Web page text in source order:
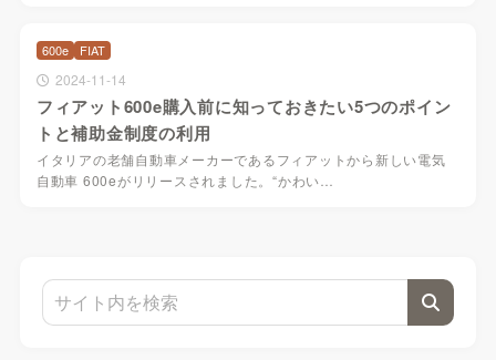
600e FIAT
2024-11-14
フィアット600e購入前に知っておきたい5つのポイン
トと補助金制度の利用
イタリアの老舗自動車メーカーであるフィアットから新しい電気
自動車 600eがリリースされました。“かわい…